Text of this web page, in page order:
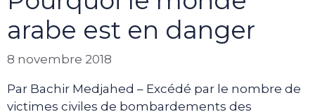
arabe est en danger
8 novembre 2018
Par Bachir Medjahed – Excédé par le nombre de
victimes civiles de bombardements des